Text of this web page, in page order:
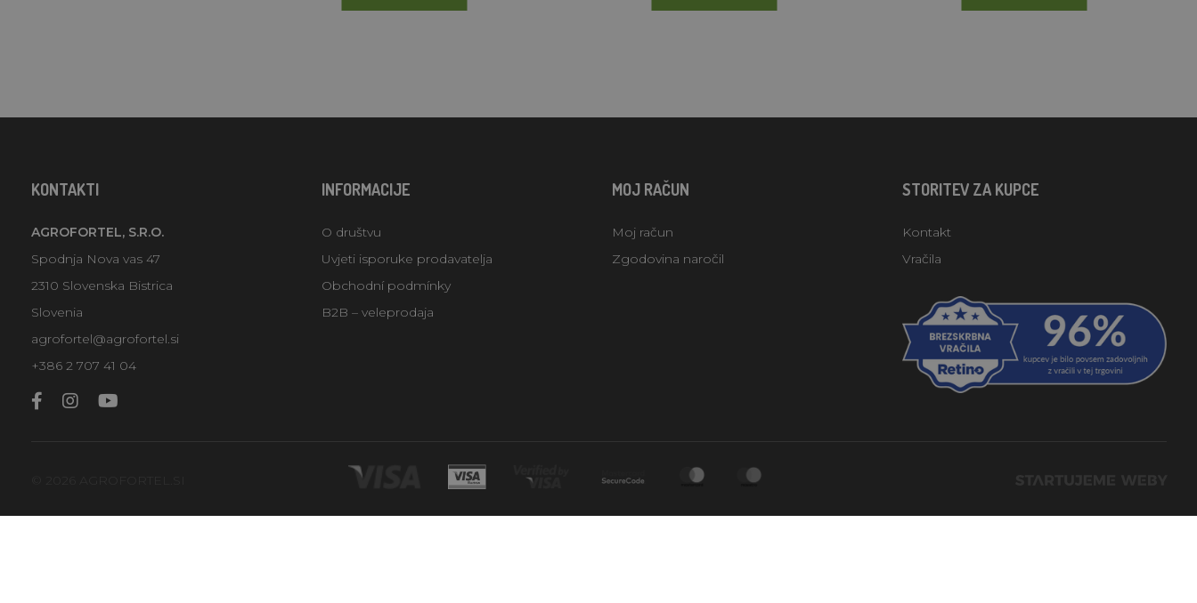
KONTAKTI
AGROFORTEL, S.R.O.
Spodnja Nova vas 47
2310 Slovenska Bistrica
Slovenia
agrofortel@agrofortel.si
+386 2 707 41 04
INFORMACIJE
O društvu
Uvjeti isporuke prodavatelja
Obchodní podmínky
B2B – veleprodaja
MOJ RAČUN
Moj račun
Zgodovina naročil
STORITEV ZA KUPCE
Kontakt
Vračila